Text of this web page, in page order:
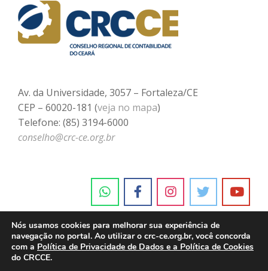
Av. da Universidade, 3057 – Fortaleza/CE
CEP – 60020-181 (veja no mapa)
Telefone: (85) 3194-6000
conselho@crc-ce.org.br
Nós usamos cookies para melhorar sua experiência de
navegação no portal. Ao utilizar o crc-ce.org.br, você concorda
com a Política de Privacidade de Dados e a Política de Cookies
do CRCCE.